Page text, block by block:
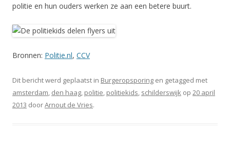
politie en hun ouders werken ze aan een betere buurt.
Bronnen: Politie.nl, CCV
Dit bericht werd geplaatst in Burgeropsporing en getagged met
amsterdam, den haag, politie, politiekids, schilderswijk op 20 april
2013 doorArnout de Vries.